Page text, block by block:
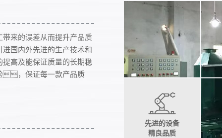
来的误差从而提升产品质
国内外先进的生产技术和
高及能保证质量的长期稳
，保证每一款产品质
先进的设备
精良品质